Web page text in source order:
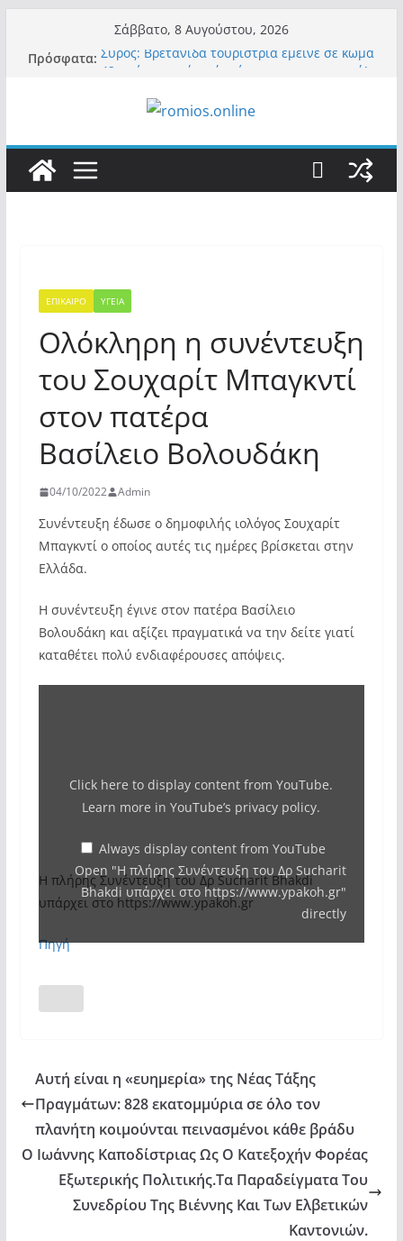
περιεχόμενο
Σάββατο, 8 Αυγούστου, 2026
Πρόσφατα: Σύρος: Βρετανίδα τουρίστρια έμεινε σε κώμα
Οι ρυθμιστές – Σαμαράς και Κασιδιάρης θα
στο σύστημα και η συνεργασία με Le Pen
«Ελπίδα για Δημοκρατία» σε ΜΜΕ: «Στόχος
Ελλάδα
ΕΠΙΚΑΙΡΟ ΥΓΕΙΑ
Ολόκληρη η συνέντευξη
του Σουχαρίτ Μπαγκντί
στον πατέρα
Βασίλειο Βολουδάκη
04/10/2022 Admin
Συνέντευξη έδωσε ο δημοφιλής ιολόγος Σουχαρίτ
Μπαγκντί ο οποίος αυτές τις ημέρες βρίσκεται στην
Ελλάδα.
Η συνέντευξη έγινε στον πατέρα Βασίλειο
Βολουδάκη και αξίζει πραγματικά να την δείτε γιατί
καταθέτει πολύ ενδιαφέρουσες απόψεις.
του
Sucharit
Bhakdi
υπάρχει
https://www.ypakoh.gr"
Click here to display content from YouTube.
Learn more inYouTube’s privacy policy.
Always display content from YouTube
Open "Η πλήρης Συνέντευξη του Δρ Sucharit
Bhakdi υπάρχει στο https://www.ypakoh.gr"
directly
Η πλήρης Συνέντευξη του Δρ Sucharit Bhakdi
υπάρχει στο https://www.ypakoh.gr
Πηγή
Αυτή είναι η «ευημερία» της Νέας Τάξης
Πραγμάτων: 828 εκατομμύρια σε όλο τον
πλανήτη κοιμούνται πεινασμένοι κάθε βράδυ
Ο Ιωάννης Καποδίστριας Ως Ο Κατεξοχήν Φορέας
Εξωτερικής Πολιτικής.Tα Παραδείγματα Του
Συνεδρίου Της Βιέννης Και Των Ελβετικών
Καντονιών.